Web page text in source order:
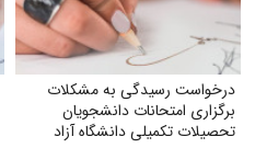
درخواست رسیدگی به مشکلات
برگزاری امتحانات دانشجویان
تحصیلات تکمیلی دانشگاه آزاد